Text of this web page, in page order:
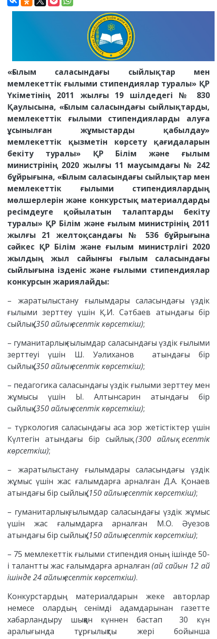
«Ғылым саласындағы сыйлықтар мен
мемлекеттік ғылыми стипендиялар туралы» ҚР
Үкіметінің 2011 жылғы 19 шілдедегі № 830
Қаулысына, «Ғылым саласындағы сыйлықтарды,
мемлекеттік ғылыми стипендияларды алуға
ұсынылған жұмыстарды қабылдау»
мемлекеттік қызметін көрсету қағидаларын
бекіту туралы» ҚР Білім және ғылым
министрінің 2020 жылғы 11 маусымдағы № 242
бұйрығына, «Ғылым саласындағы сыйлықтар мен
мемлекеттік ғылыми стипендиялардың
мөлшерлерін және конкурстық материалдарды
ресімдеуге қойылатын талаптарды бекіту
туралы» ҚР Білім және ғылым министрінің 2011
жылғы 21 желтоқсандағы № 536 бұйрығына
сәйкес ҚР Білім және ғылым министрлігі 2020
жылдың жыл сайынғы ғылым саласындағы
сыйлығына ізденіс және ғылыми стипендиялар
конкурсын жариялайды:
– жаратылыстану ғылымдары саласындағы үздік
ғылыми зерттеу үшін Қ.И. Сәтбаев атындағы бір
сыйлық (350 айлық есептiк көрсеткiш);
– гуманитарлық ғылымдар саласындағы үздік ғылыми
зерттеуі үшін Ш. Уәлиханов атындағы бір
сыйлық (350 айлық есептiк көрсеткiш);
– педагогика саласындағы үздiк ғылыми зерттеу мен
жұмысы үшiн Ы. Алтынсарин атындағы бір
сыйлық (350 айлық есептiк көрсеткiш);
– түркология саласындағы аса зор жетістіктер үшін
Күлтегін атындағы бір сыйлық (300 айлық есептiк
көрсеткiш);
– жаратылыстану ғылымдары саласындағы үздік
жұмыс үшін жас ғалымдарға арналған Д.А. Қонаев
атындағы бір сыйлық (150 айлық есептiк көрсеткiш);
– гуманитарлық ғылымдар саласындағы үздік жұмыс
үшін жас ғалымдарға арналған М.О. Әуезов
атындағы бір сыйлық (150 айлық есептiк көрсеткiш);
– 75 мемлекеттік ғылыми стипендия оның ішінде 50-
і талантты жас ғалымдарға арналған (ай сайын 12 ай
ішінде 24 айлық есептік көрсеткіш).
Конкурстардың материалдарын жеке авторлар
немесе олардың сенімді адамдарынан газетте
хабарландыру шыққан күннен бастап 30 күн
аралығында тұрғылықты жері бойынша